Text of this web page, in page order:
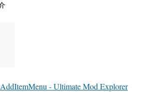
- Ultimate Mod Explorer